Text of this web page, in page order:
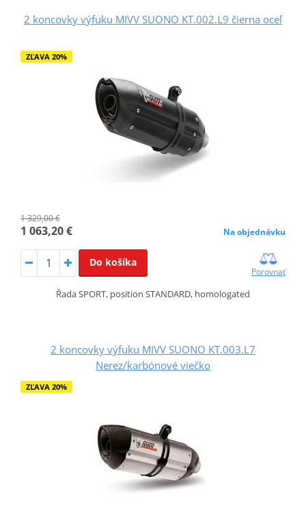
2 koncovky výfuku MIVV SUONO KT.002.L9 čierna oceľ
ZĽAVA 20%
1 329,00 €
1 063,20 € Na objednávku
Do košíka
Porovnať
Řada SPORT, position STANDARD, homologated
2 koncovky výfuku MIVV SUONO KT.003.L7
Nerez/karbónové viečko
ZĽAVA 20%